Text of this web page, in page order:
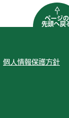
ページの
先頭へ戻
個人情報保護方針